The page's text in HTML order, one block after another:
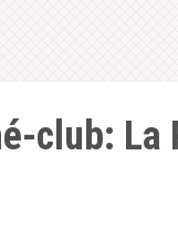
club: La